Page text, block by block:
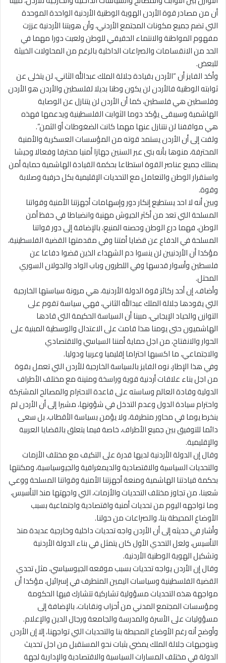
أن من مصادر قوة الأردن الهوية الوطنية الأردنية الواحدة الموحدة
التي تضم جميع مكونات المجتمع الأردني، وأن هويتنا الأردنية عززت
مفهوم المواطنة والانتماء الحقيقي للوطن ولعبت دورا مهما في
الحد من الانقسامات والصراعات الداخلية بالرغم من المحاولات الخبيثة
للبعض.
وأكد الفايز أن “الأردن بقيادة جلالة الملك عبدالله الثاني، لن يتخلى عن
ثوابته الوطنية فالأردن لن يكون وطنا بديلا لفلسطين والأردن هو الأردن
وفلسطين هي فلسطين، كما أن الأردن لن يتنازل عن الوصاية
الهاشمية وسيبقى يؤكد دوما الثوابت الفلسطينية ويدعمها فهذه
هي مواقفنا لن نتنازل عنها مهما كانت الضغوطات أو الثمن”.
ولفت إلى أن الأردن يستمد قوته من المؤسسات العسكرية والأمنية
المحترفة، منوها بأنه بنى عبر السنين جهازا أمنيا محترفا وفعالا وجيشا
يمتلك جميع عناصر القوة استطاعا بحكمة القيادة الهاشمية حماية أمن
واستقرار الوطن والتعامل مع التحديات الإقليمية بكل حرفية وصلابة
وقوة.
وبين أنه لا احد يستطيع إنكار دور وإسهامات أجهزتنا الأمنية وقواتنا
المسلحة التي تعد من أكثر الجيوش مهنية وانضباطا في حفظ أمن
الوطن، فهما درع الوطن وحصنه المنيع، بالإضافة إلى دور قواتنا
المسلحة في الدفاع عن قضايا أمتنا وفي مقدمتها القضية الفلسطينية،
مؤكدا أن الأردنيين لن ينسوا دم الشهداء الذين قضوا دفاعا عن
فلسطين وأسوار قدسها وفي اللطرون وباب الواد والجولان السوري
المحتل.
وأضاف، إن أحد ركائز قوة الدولة الأردنية، هي مرونة سياستها الخارجية
التي يقودها جلالة الملك عبدالله الثاني، فهي سياسة تقوم على
التوازن والحياد الإيجابي، مبينا أن السياسة الحكيمة التي قادها
الهاشميون حتى يومنا هذا قامت على الاعتدال والوسطية المبنية على
الحوار والانفتاح، من اجل حماية أمننا السياسي والاقتصادي
والاجتماعي، ما اكسبها احتراما إقليميا وعربيا ودوليا.
وفي هذا الإطار، نوه الفايز بالسياسة الخارجية للأردن التي تعمل بقوة
من اجل بناء علاقات أردنية قوية وراسخة ومتينة مع مختلف الأطراف
الدولية وقادة العالم وساسته على قاعدة الاحترام والمصالح المشتركة
واحترام سيادة الدول وعدم التدخل في شؤونها، مشيرا إلى أن الأردن لم
ينخرط يوما في محاور متطرفة، ولا يؤمن بسياسة الأقطاب، بل سعى
دائما للتوفيق بين جميع الأطراف، خاصة فيما يتعلق بالقضايا العربية
والإقليمية.
وقال إن الدولة الأردنية لديها قدرة على التكيف مع مختلف الأزمات
والتحديات السياسية والاقتصادية والديمغرافية والجيوسياسية، ومكنتها
بحكمة قيادتنا الهاشمية ومنعة أجهزتنا الأمنية وقواتنا المسلحة ووعي
شعبنا، من تجاوز مختلف التحديات والأزمات، التي واجهتها منذ التأسيس،
وما تواجهه اليوم من تحديات أمنية واقتصادية واجتماعية بسبب
الأوضاع المحيطة بنا، والصراعات من حولنا.
وأشار في حديثه إلى أن الأردن واجه تحديات داخلية وخارجية عديدة منذ
التأسيس، ولعل التحدي الأول كان يتمثل في بناء الدولة الأردنية
وتشكيل الهوية الوطنية الأردنية.
وقال إن الأردن يواجه تحديات بسبب موقعه الجيوسياسي، مثل تحدي
القضية الفلسطينية وسياسات اليمين المتطرف في إسرائيل، مؤكدا أن
مواجهة هذه التحديات مسؤولية تشاركية تتشارك فيها الحكومة
ومؤسسات المجتمع المدني من أحزاب ونقابات، بالإضافة إلى
مسؤوليات على الأسرة والمدرسة والجامعة ورجال الدين والإعلام.
وأوضح أنه رغم الأوضاع المحيطة بنا والتحديات التي تواجهنا، إلا إن الأردن
وبتوجيهات جلالة الملك يمضي بثبات نحو المستقبل من اجل تحديث
الدولة في مختلف المسارات السياسية والاقتصادية والإدارية لجهة